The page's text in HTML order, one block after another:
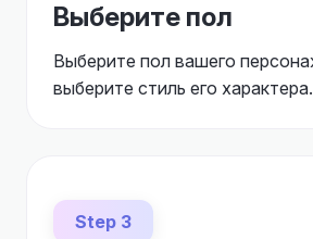
Выберите пол
Выберите пол вашего
выберите стиль его характера.
Step 3